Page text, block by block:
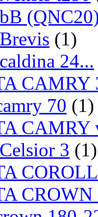
(1)
24...
CAMRY
70 (1)
CAMRY
3 (1)
CROWN